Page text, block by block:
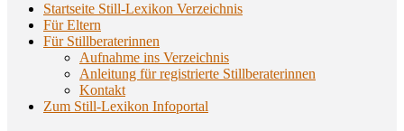
Startseite Still-Lexikon Verzeichnis
Für Eltern
Für Stillberaterinnen
Aufnahme ins Verzeichnis
Anlei­tung für regis­trier­te Stillberaterinnen
Kon­takt
Zum Still-Lexikon Infoportal